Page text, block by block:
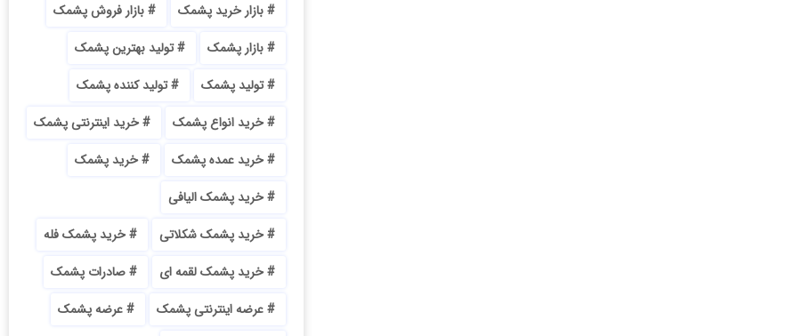
بازار خرید پشمک
بازار فروش پشمک
بازار پشمک
تولید بهترین پشمک
تولید پشمک
تولید کننده پشمک
خرید انواع پشمک
خرید اینترنتی پشمک
خرید عمده پشمک
خرید پشمک
خرید پشمک الیافی
خرید پشمک شکلاتی
خرید پشمک فله
خرید پشمک لقمه ای
صادرات پشمک
عرضه اینترنتی پشمک
عرضه پشمک